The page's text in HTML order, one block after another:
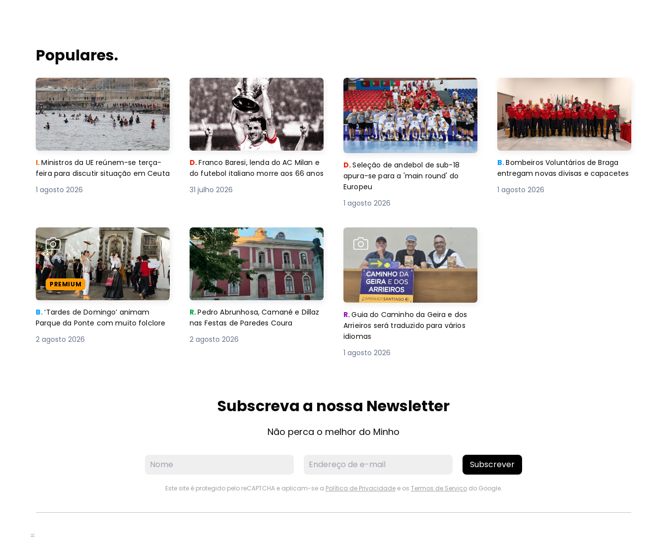
Populares.
I.Ministros da UE reúnem-se terça-
feira para discutir situação em Ceuta
1 agosto 2026
D.Franco Baresi, lenda do AC Milan e
do futebol italiano morre aos 66 anos
31 julho 2026
D.Seleção de andebol de sub-18
apura-se para a 'main round' do
Europeu
1 agosto 2026
B.Bombeiros Voluntários de Braga
entregam novas divisas e capacetes
1 agosto 2026
PREMIUM
B.‘Tardes de Domingo’ animam
Parque da Ponte com muito folclore
2 agosto 2026
R.Pedro Abrunhosa, Camané e Dillaz
nas Festas de Paredes Coura
2 agosto 2026
R.Guia do Caminho da Geira e dos
Arrieiros será traduzido para vários
idiomas
1 agosto 2026
Subscreva a nossa Newsletter
Não perca o melhor do Minho
Subscrever
Este site é protegido pelo reCAPTCHA e aplicam-se a Política de Privacidadee os Termos de Serviçodo Google.